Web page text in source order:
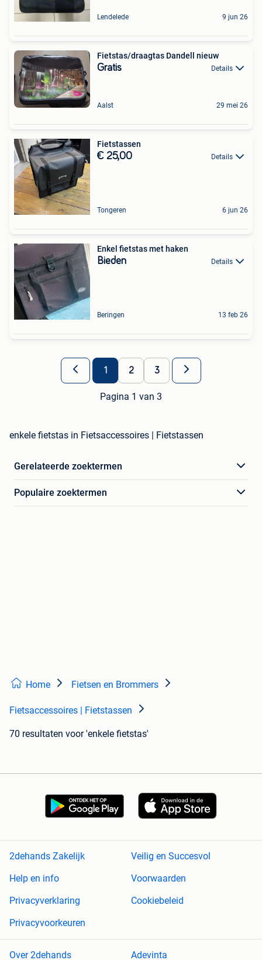
Lendelede 9 jun 26
Fietstas/draagtas Dandell nieuw
Gratis Details
Aalst 29 mei 26
Fietstassen
€ 25,00 Details
Tongeren 6 jun 26
Enkel fietstas met haken
Bieden Details
Beringen 13 feb 26
1 2 3
Pagina 1 van 3
enkele fietstas in Fietsaccessoires | Fietstassen
Gerelateerde zoektermen
Populaire zoektermen
Home Fietsen en Brommers
Fietsaccessoires | Fietstassen
70 resultaten voor 'enkele fietstas'
2dehands Zakelijk
Veilig en Succesvol
Help en info
Voorwaarden
Privacyverklaring
Cookiebeleid
Privacyvoorkeuren
Over 2dehands Adevinta